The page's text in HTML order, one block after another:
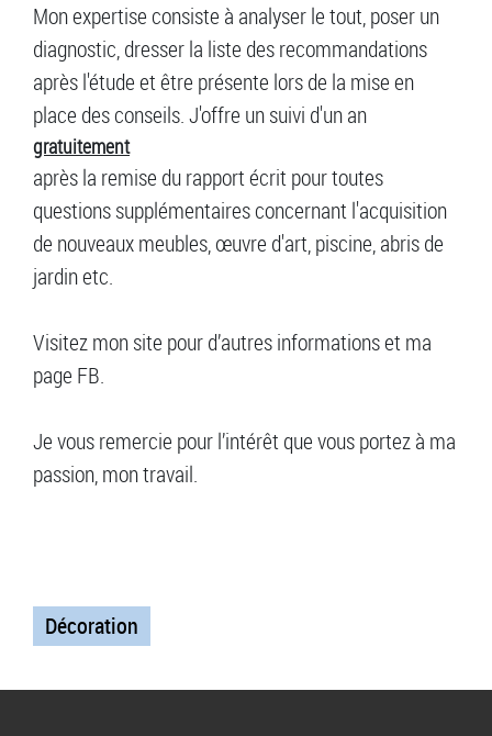
Mon expertise consiste à analyser le tout, poser un
diagnostic, dresser la liste des recommandations
après l'étude et être présente lors de la mise en
place des conseils. J'offre un suivi d'un an
gratuitement
après la remise du rapport écrit pour toutes
questions supplémentaires concernant l'acquisition
de nouveaux meubles, œuvre d'art, piscine, abris de
jardin etc.
Visitez mon site pour d’autres informations et ma
page FB.
Je vous remercie pour l’intérêt que vous portez à ma
passion, mon travail.
Décoration